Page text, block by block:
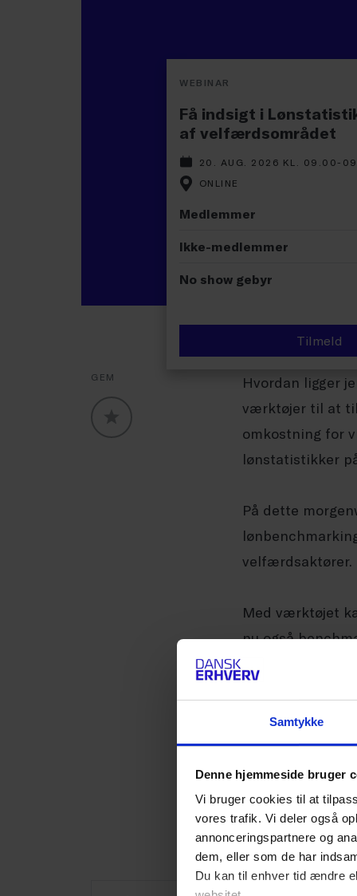
Samtykke
Denne hjemmeside bruger
Vi bruger cookies til at
vores trafik. Vi deler også
annonceringspartnere og
dem, eller som de har
Du kan til enhver tid ændre
WEBINAR
Få indsigt i
af velfærdsområdet
20. AUG. 2026 KL. 09.00-
ONLINE
Medlemmer
Ikke-medlemmer
No show gebyr
Tilmeld
GEM
GLOBALLABELS::FAVORITE
Hvordan ligger
værktøjer til at
omkostning for
lønstatistikker
På dette
velfærdsaktører.
Med værktøjet
nu også
inspiration til,
understøtter
Tilmeld dig og